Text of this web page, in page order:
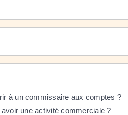
à un commissaire aux comptes ?
une activité commerciale ?